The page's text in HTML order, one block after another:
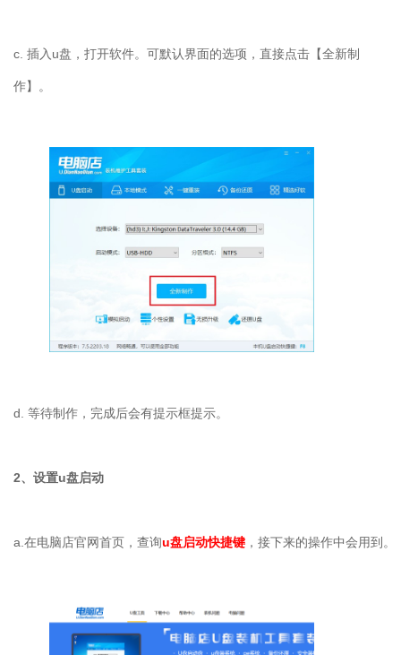
c. 插入u盘，打开软件。可默认界面的选项，直接点击【全新制
作】。
d. 等待制作，完成后会有提示框提示。
2、设置u盘启动
a.在电脑店官网首页，查询u盘启动快捷键 ，接下来的操作中会用到。